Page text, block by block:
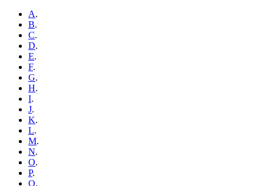
A.
B.
C.
D.
E.
F.
G.
H.
I.
J.
K.
L.
M.
N.
O.
P.
Q.